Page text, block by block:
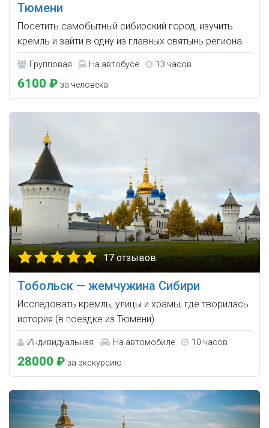
Тюмени
Посетить самобытный сибирский город, изучить
кремль и зайти в одну из главных святынь региона.
Групповая На автобусе 13 часов
6100 ₽ за человека
17 отзывов
Тобольск — жемчужина Сибири
Исследовать кремль, улицы и храмы, где творилась
история (в поездке из Тюмени).
Индивидуальная На автомобиле 10 часов
28000 ₽ за экскурсию